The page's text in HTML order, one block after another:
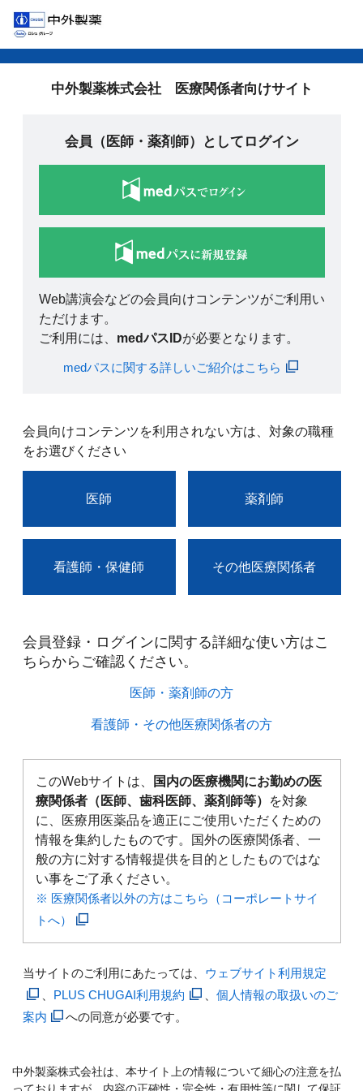
中外製薬株式会社 医療関係者向けサイト
会員（医師・薬剤師）としてログイン
Web講演会などの会員向けコンテンツがご利用い
ただけます。
ご利用には、 medパスIDが必要となります。
medパスに関する詳しいご紹介はこちら
会員向けコンテンツを利用されない方は、対象の職種
をお選びください
医師 薬剤師
看護師・保健師 その他医療関係者
会員登録・ログインに関する詳細な使い方はこ
ちらからご確認ください。​
医師・薬剤師の方​
看護師・その他医療関係者の方​
このWebサイトは、
国内の医療機関にお勤めの医
療関係者（医師、歯科医師、薬剤師等）
を対象
に、医療用医薬品を適正にご使用いただくための
情報を集約したものです。国外の医療関係者、一
般の方に対する情報提供を目的としたものではな
い事をご了承ください。
※ 医療関係者以外の方はこちら（コーポレートサイ
トへ）
当サイトのご利用にあたっては、 ウェブサイト利用規定
PLUS CHUGAI利用規約
個人情報の取扱いのご
案内
への同意が必要です。
中外製薬株式会社は、本サイト上の情報について細心の注意を払
っておりますが、内容の正確性・完全性・有用性等に関して保証